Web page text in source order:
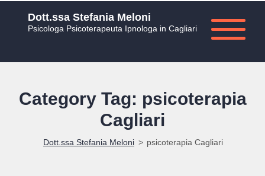
Dott.ssa Stefania Meloni
Psicologa Psicoterapeuta Ipnologa in Cagliari
Category Tag: psicoterapia
Cagliari
Dott.ssa Stefania Meloni > psicoterapia Cagliari